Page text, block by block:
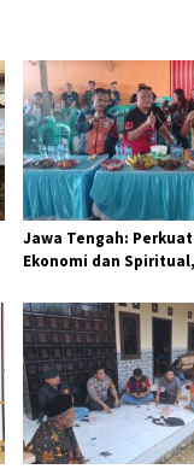
Jawa Tengah:
Ekonomi dan
Losari